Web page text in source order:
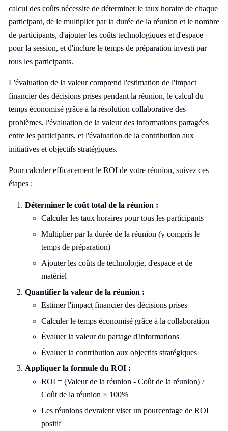
calcul des coûts nécessite de déterminer le taux horaire de chaque
participant, de le multiplier par la durée de la réunion et le nombre
de participants, d'ajouter les coûts technologiques et d'espace
pour la session, et d'inclure le temps de préparation investi par
tous les participants.
L'évaluation de la valeur comprend l'estimation de l'impact
financier des décisions prises pendant la réunion, le calcul du
temps économisé grâce à la résolution collaborative des
problèmes, l'évaluation de la valeur des informations partagées
entre les participants, et l'évaluation de la contribution aux
initiatives et objectifs stratégiques.
Pour calculer efficacement le ROI de votre réunion, suivez ces
étapes :
Déterminer le coût total de la réunion :
Calculer les taux horaires pour tous les participants
Multiplier par la durée de la réunion (y compris le
temps de préparation)
Ajouter les coûts de technologie, d'espace et de
matériel
Quantifier la valeur de la réunion :
Estimer l'impact financier des décisions prises
Calculer le temps économisé grâce à la collaboration
Évaluer la valeur du partage d'informations
Évaluer la contribution aux objectifs stratégiques
Appliquer la formule du ROI :
ROI = (Valeur de la réunion - Coût de la réunion) /
Coût de la réunion × 100%
Les réunions devraient viser un pourcentage de ROI
positif